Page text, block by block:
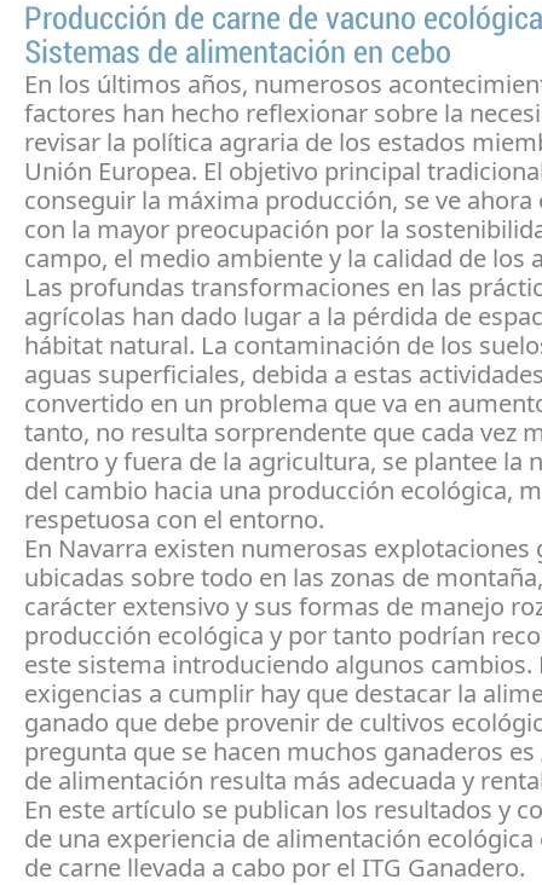
Producción de carne de vacuno
Sistemas de alimentación en cebo
En los últimos años, numerosos
factores han hecho reflexionar sobre la
revisar la política agraria de los estados
Unión Europea. El objetivo principal
conseguir la máxima producción, se ve
con la mayor preocupación por la
campo, el medio ambiente y la calidad de los
Las profundas transformaciones en las
agrícolas han dado lugar a la pérdida de
hábitat natural. La contaminación de los
aguas superficiales, debida a estas
convertido en un problema que va en
tanto, no resulta sorprendente que cada vez
dentro y fuera de la agricultura, se plantee la
del cambio hacia una producción ecológica,
respetuosa con el entorno.
En Navarra existen numerosas explotaciones
ubicadas sobre todo en las zonas de
carácter extensivo y sus formas de manejo
producción ecológica y por tanto podrían
este sistema introduciendo algunos cambios.
exigencias a cumplir hay que destacar la
ganado que debe provenir de cultivos
pregunta que se hacen muchos ganaderos es
de alimentación resulta más adecuada y
En este artículo se publican los resultados y
de una experiencia de alimentación ecológica
de carne llevada a cabo por el ITG Ganadero.